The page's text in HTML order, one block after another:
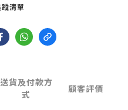
清單
送貨及付款方
式
顧客評價